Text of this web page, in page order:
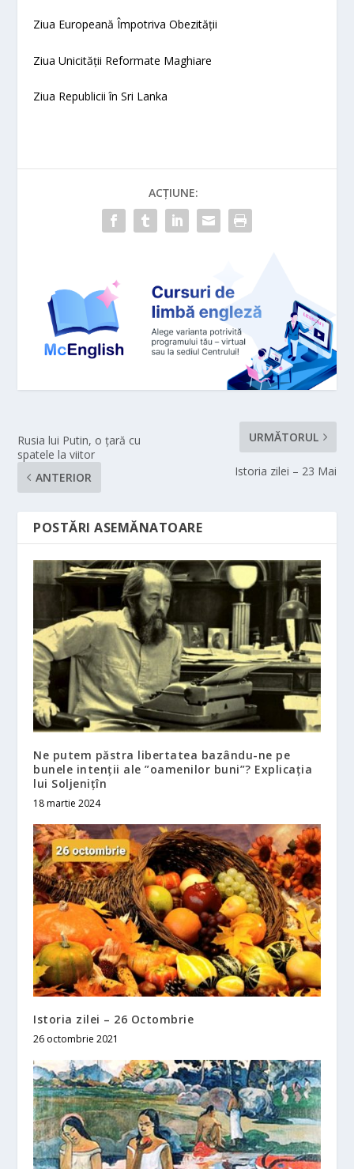
Ziua Europeană Împotriva Obezității
Ziua Unicității Reformate Maghiare
Ziua Republicii în Sri Lanka
ACȚIUNE:
Rusia lui Putin, o țară cu
spatele la viitor
ANTERIOR
URMĂTORUL
Istoria zilei – 23 Mai
POSTĂRI ASEMĂNATOARE
Ne putem păstra libertatea bazându-ne pe
bunele intenții ale ”oamenilor buni”? Explicația
lui Soljenițîn
18 martie 2024
Istoria zilei – 26 Octombrie
26 octombrie 2021